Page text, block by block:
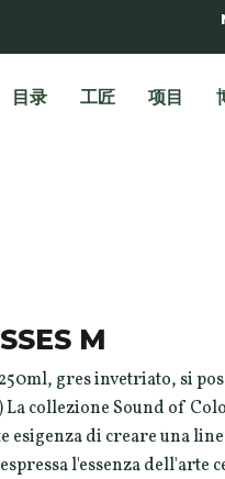
目录 工匠 项目
M
gres invetriato, si
collezione Sound of
esigenza di creare una
l'essenza dell'arte